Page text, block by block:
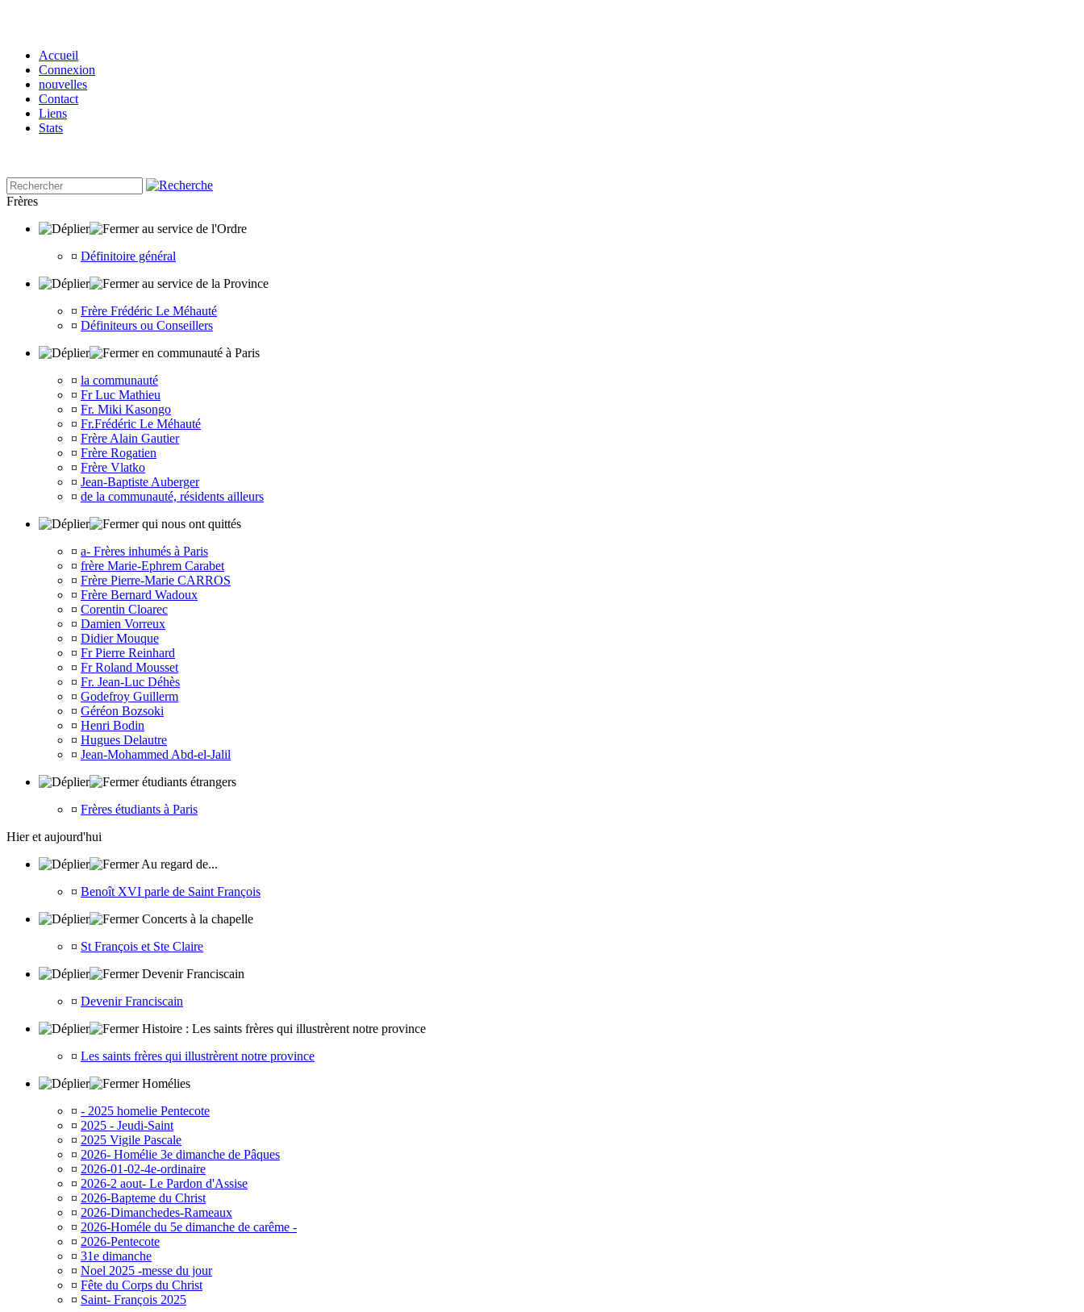
Accueil
Connexion
nouvelles
Contact
Liens
Stats
Frères
au service de l'Ordre
¤ Définitoire général
au service de la Province
¤ Frère Frédéric Le Méhauté
¤ Définiteurs ou Conseillers
en communauté à Paris
¤ la communauté
¤ Fr Luc Mathieu
¤ Fr. Miki Kasongo
¤ Fr.Frédéric Le Méhauté
¤ Frère Alain Gautier
¤ Frère Rogatien
¤ Frère Vlatko
¤ Jean-Baptiste Auberger
¤ de la communauté, résidents ailleurs
qui nous ont quittés
¤ a- Frères inhumés à Paris
¤ frère Marie-Ephrem Carabet
¤ Frère Pierre-Marie CARROS
¤ Frère Bernard Wadoux
¤ Corentin Cloarec
¤ Damien Vorreux
¤ Didier Mouque
¤ Fr Pierre Reinhard
¤ Fr Roland Mousset
¤ Fr. Jean-Luc Déhès
¤ Godefroy Guillerm
¤ Géréon Bozsoki
¤ Henri Bodin
¤ Hugues Delautre
¤ Jean-Mohammed Abd-el-Jalil
étudiants étrangers
¤ Frères étudiants à Paris
Hier et aujourd'hui
Au regard de...
¤ Benoît XVI parle de Saint François
Concerts à la chapelle
¤ St François et Ste Claire
Devenir Franciscain
¤ Devenir Franciscain
Histoire : Les saints frères qui illustrèrent notre province
¤ Les saints frères qui illustrèrent notre province
Homélies
¤ - 2025 homelie Pentecote
¤ 2025 - Jeudi-Saint
¤ 2025 Vigile Pascale
¤ 2026- Homélie 3e dimanche de Pâques
¤ 2026-01-02-4e-ordinaire
¤ 2026-2 aout- Le Pardon d'Assise
¤ 2026-Bapteme du Christ
¤ 2026-Dimanchedes-Rameaux
¤ 2026-Homéle du 5e dimanche de carême -
¤ 2026-Pentecote
¤ 31e dimanche
¤ Noel 2025 -messe du jour
¤ Fête du Corps du Christ
¤ Saint- François 2025